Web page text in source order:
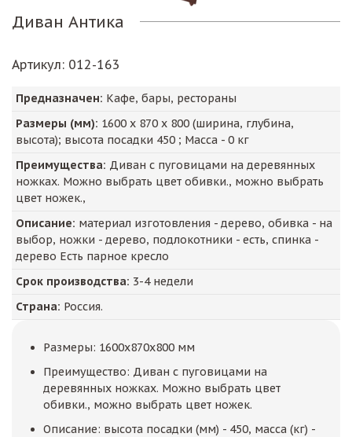
Диван Антика
Артикул: 012-163
Предназначен: Кафе, бары, рестораны
Размеры (мм): 1600 х 870 х 800 (ширина, глубина,
высота); высота посадки 450 ; Масса - 0 кг
Преимущества: Диван с пуговицами на деревянных
ножках. Можно выбрать цвет обивки., можно выбрать
цвет ножек.,
Описание: материал изготовления - дерево, обивка - на
выбор, ножки - дерево, подлокотники - есть, спинка -
дерево Есть парное кресло
Срок производства: 3-4 недели
Страна: Россия.
Размеры: 1600x870x800 мм
Преимущество: Диван с пуговицами на
деревянных ножках. Можно выбрать цвет
обивки., можно выбрать цвет ножек.
Описание: высота посадки (мм) - 450, масса (кг) -